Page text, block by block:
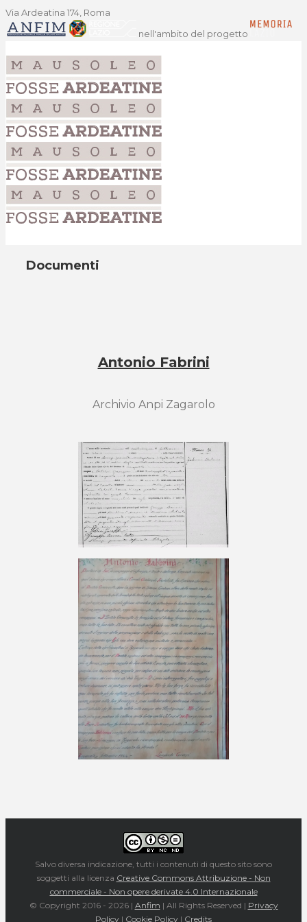
Via Ardeatina 174, Roma
nell'ambito del progetto
Documenti
Antonio Fabrini
Archivio Anpi Zagarolo
Salvo diversa indicazione, tutti i contenuti di questo sito sono
soggetti alla licenza Creative Commons Attribuzione - Non
commerciale - Non opere derivate 4.0 Internazionale
© Copyright 2016 - 2026 | Anfim | All Rights Reserved | Privacy
Policy | Cookie Policy | Credits